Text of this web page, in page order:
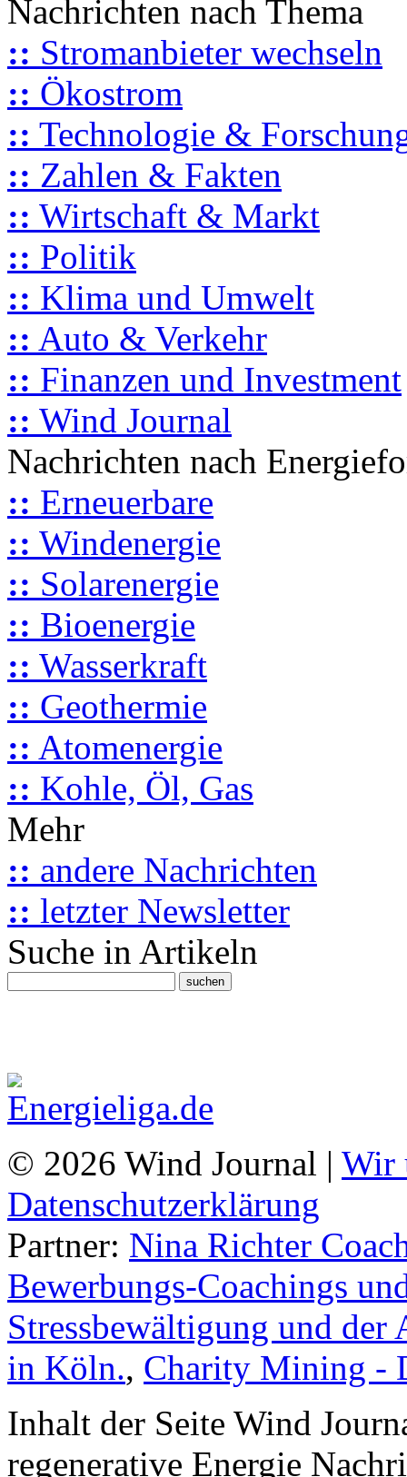
Nachrichten nach Thema
:: Stromanbieter wechseln
:: Ökostrom
:: Technologie &
:: Zahlen & Fakten
:: Wirtschaft & Markt
:: Politik
:: Klima und Umwelt
:: Auto & Verkehr
:: Finanzen und Investment
:: Wind Journal
Nachrichten nach
:: Erneuerbare
:: Windenergie
:: Solarenergie
:: Bioenergie
:: Wasserkraft
:: Geothermie
:: Atomenergie
:: Kohle, Öl, Gas
Mehr
:: andere Nachrichten
:: letzter Newsletter
Suche in Artikeln
© 2026 Wind Journal | Wir
Datenschutzerklärung
Partner: Nina Richter
Bewerbungs-Coachings
Stressbewältigung und
in Köln., Charity Mining -
Inhalt der Seite Wind
regenerative Energie